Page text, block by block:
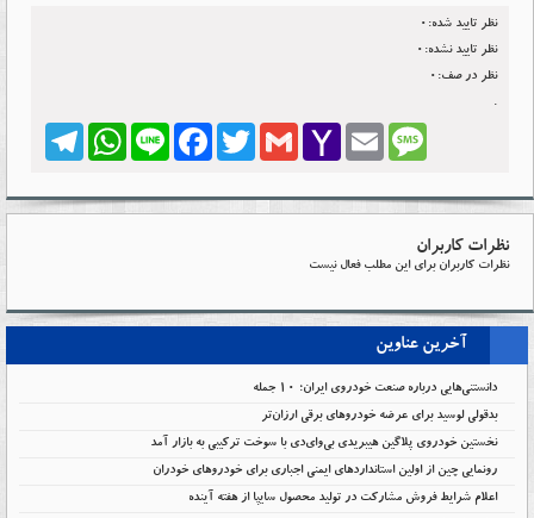
نظر تایید شده:0
نظر تایید نشده:0
نظر در صف:0
TelegramWhatsApp LineFacebook Twitter Gmail
Yahoo
Email Message
نظرات کاربران
نظرات کاربران برای این مطلب فعال نیست
آخرین عناوین
دانستنی‌هایی درباره صنعت خودروی ایران؛ ۱۰ جمله
بدقولی لوسید برای عرضه خودروهای برقی ارزان‌تر
نخستین خودروی پلاگین هیبریدی بی‌وای‌دی با سوخت ترکیبی به بازار آمد
رونمایی چین از اولین استانداردهای ایمنی اجباری برای خودروهای خودران
اعلام شرایط فروش مشارکت در تولید محصول سایپا از هفته آینده